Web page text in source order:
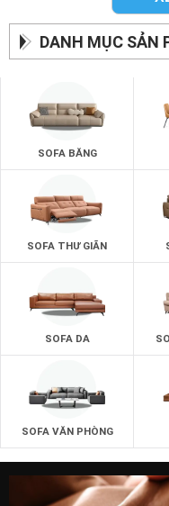
Sản phẩm sofa da
Kiểu dáng đẹp và hiện
Với những kiểu dáng
chọn lựa cho phòng
Không gian phòng
zSofa.
Một phong cách sofa
tốt nhất.
DANH MỤC SẢN
SOFA BĂNG
SOFA THƯ GIÃN
SOFA DA
SOFA VĂN PHÒNG